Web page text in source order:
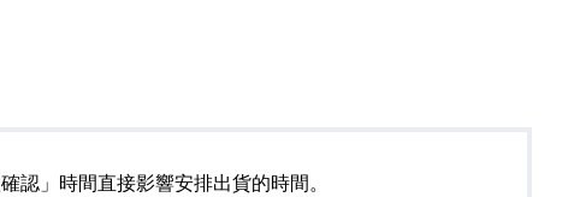
認」時間直接影響安排出貨的時間。